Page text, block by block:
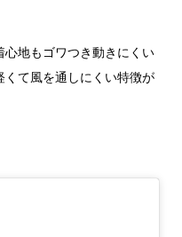
地もゴワつき動きにくい
て風を通しにくい特徴が